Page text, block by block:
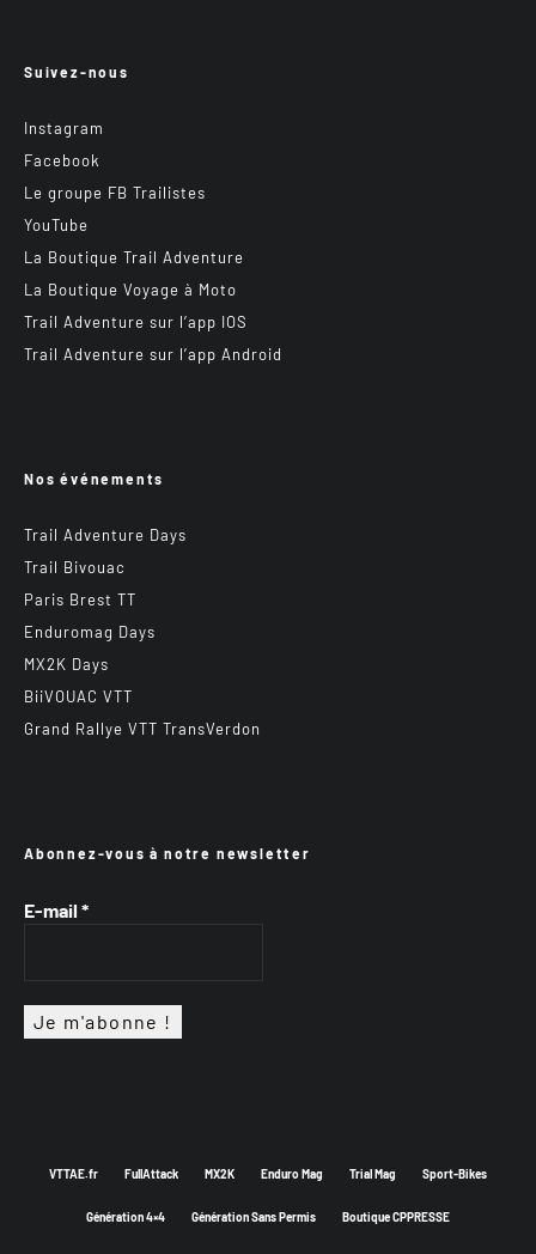
Suivez-nous
Instagram
Facebook
Le groupe FB Trailistes
YouTube
La Boutique Trail Adventure
La Boutique Voyage à Moto
Trail Adventure sur l’app IOS
Trail Adventure sur l’app Android
Nos événements
Trail Adventure Days
Trail Bivouac
Paris Brest TT
Enduromag Days
MX2K Days
BiiVOUAC VTT
Grand Rallye VTT TransVerdon
Abonnez-vous à notre newsletter
E-mail *
VTTAE.fr FullAttack MX2K Enduro Mag Trial Mag Sport-Bikes
Génération 4×4 Génération Sans Permis Boutique CPPRESSE